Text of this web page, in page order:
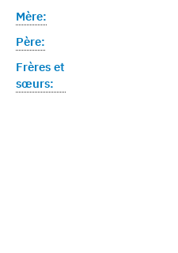
Mère:
Père:
Frères et
sœurs: